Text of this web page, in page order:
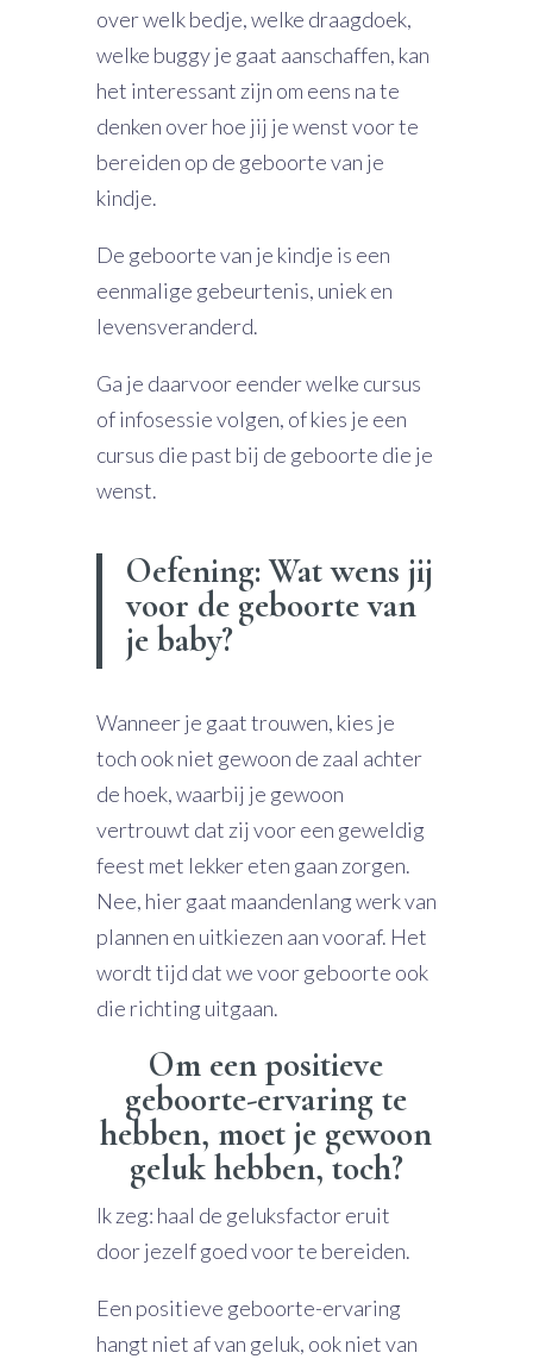
over welk bedje, welke draagdoek,
welke buggy je gaat aanschaffen, kan
het interessant zijn om eens na te
denken over hoe jij je wenst voor te
bereiden op de geboorte van je
kindje.
De geboorte van je kindje is een
eenmalige gebeurtenis, uniek en
levensveranderd.
Ga je daarvoor eender welke cursus
of infosessie volgen, of kies je een
cursus die past bij de geboorte die je
wenst.
Oefening: Wat wens jij
voor de geboorte van
je baby?
Wanneer je gaat trouwen, kies je
toch ook niet gewoon de zaal achter
de hoek, waarbij je gewoon
vertrouwt dat zij voor een geweldig
feest met lekker eten gaan zorgen.
Nee, hier gaat maandenlang werk van
plannen en uitkiezen aan vooraf. Het
wordt tijd dat we voor geboorte ook
die richting uitgaan.
Om een positieve
geboorte-ervaring te
hebben, moet je gewoon
geluk hebben, toch?
Ik zeg: haal de geluksfactor eruit
door jezelf goed voor te bereiden.
Een positieve geboorte-ervaring
hangt niet af van geluk, ook niet van